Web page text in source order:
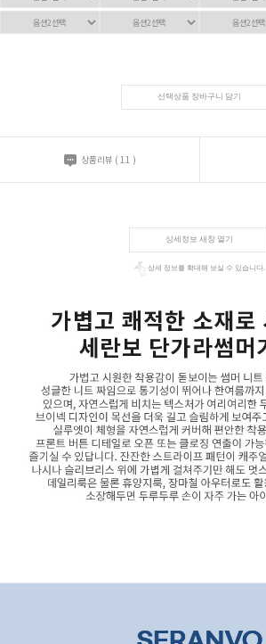
선택상품 장바구니 담기
상품리뷰 ( 11 )
상세정보 새창 열기
상세 정보를 확대해 보실 수 있습니다.